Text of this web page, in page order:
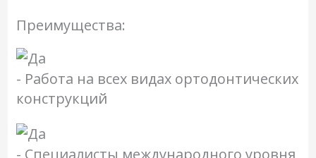
Преимущества:
- Работа на всех видах ортодонтических
конструкций